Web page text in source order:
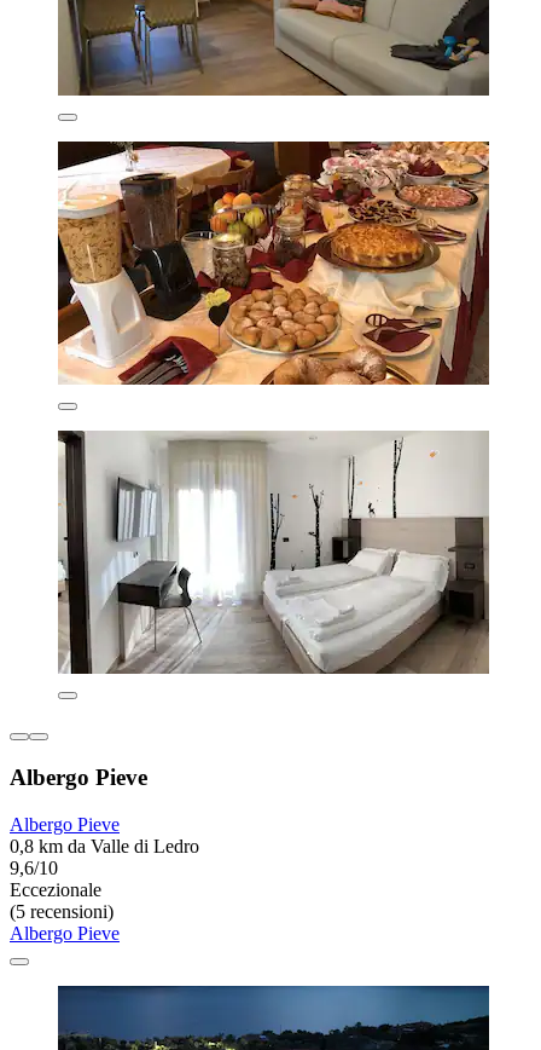
Albergo Pieve
Albergo Pieve
0,8 km da Valle di Ledro
9,6/10
Eccezionale
(5 recensioni)
Albergo Pieve